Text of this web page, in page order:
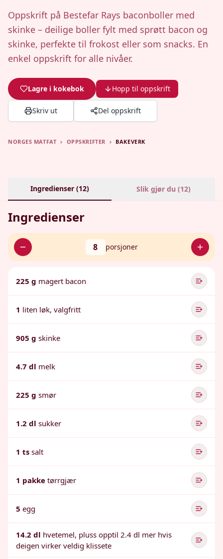
Oppskrift på Bestefar Rays baconboller med
skinke – deilige boller fylt med sprøtt bacon og
skinke, perfekte til frokost eller som snacks. En
enkel oppskrift for alle nivåer.
Lagre i kokebok Hopp til oppskrift
Skriv ut Del oppskrift
NORGES MATFAT › OPPSKRIFTER › BAKEVERK
Ingredienser (12) Slik gjør du (12)
Ingredienser
8 porsjoner
225 g magert bacon
1 liten løk, valgfritt
905 g skinke
4.7 dl melk
225 g smør
1.2 dl sukker
1 ts salt
1 pakke tørrgjær
5 egg
14.2 dl hvetemel, pluss opptil 2.4 dl mer hvis
deigen virker veldig klissete